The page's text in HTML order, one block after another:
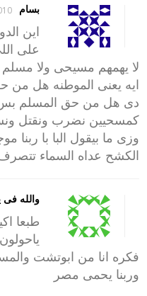
بسام
اين
على
لا يهمهم مسيحى ولا
ايه يعنى الموطنه هل من
دى هل من حق المسلم بس
كمسحيين نضرب ونقتل
وزى ما بيقول البا با ربنا
الكشح عداه السماء
والله فى
طبعا
فكره انا من ابوتشت
وربنا يحمى مصر